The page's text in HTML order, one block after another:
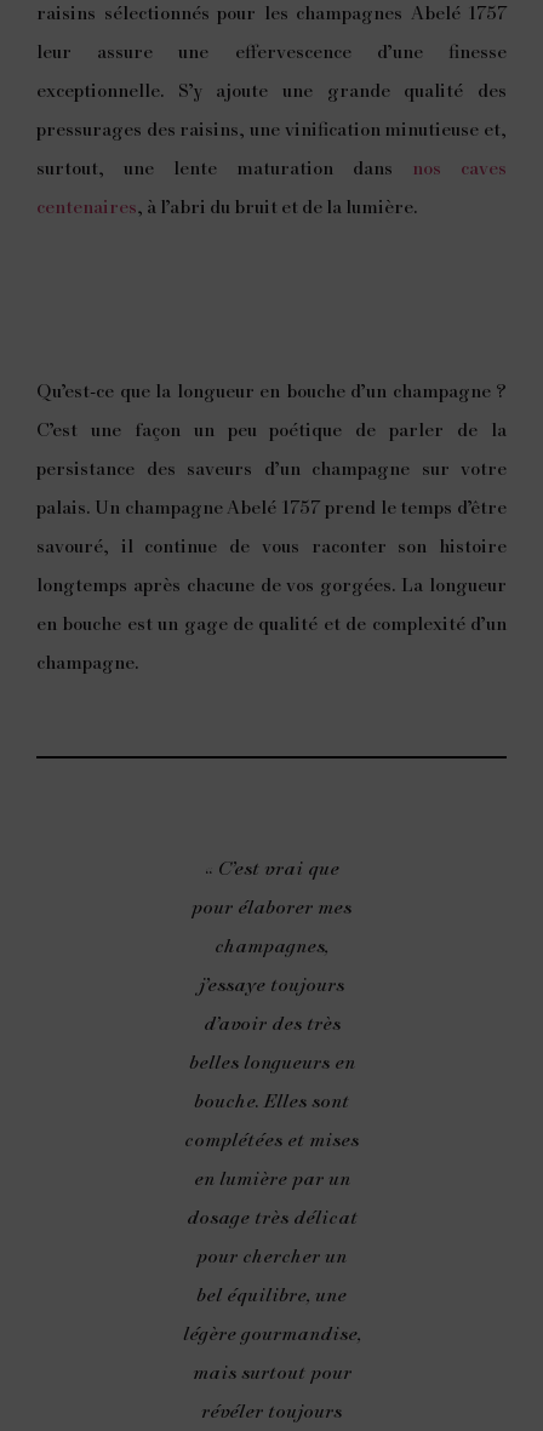
raisins sélectionnés pour les champagnes Abelé 1757
leur assure une effervescence d’une finesse
exceptionnelle. S’y ajoute une grande qualité des
pressurages des raisins, une vinification minutieuse et,
surtout, une lente maturation dans nos caves
centenaires, à l’abri du bruit et de la lumière.
Qu’est-ce que la longueur en bouche d’un champagne ?
C’est une façon un peu poétique de parler de la
persistance des saveurs d’un champagne sur votre
palais. Un champagne Abelé 1757 prend le temps d’être
savouré, il continue de vous raconter son histoire
longtemps après chacune de vos gorgées. La longueur
en bouche est un gage de qualité et de complexité d’un
champagne.
« C’est vrai que
pour élaborer mes
champagnes,
j’essaye toujours
d’avoir des très
belles longueurs en
bouche. Elles sont
complétées et mises
en lumière par un
dosage très délicat
pour chercher un
bel équilibre, une
légère gourmandise,
mais surtout pour
révéler toujours